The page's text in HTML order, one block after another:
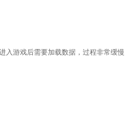
入游戏后需要加载数据，过程非常缓